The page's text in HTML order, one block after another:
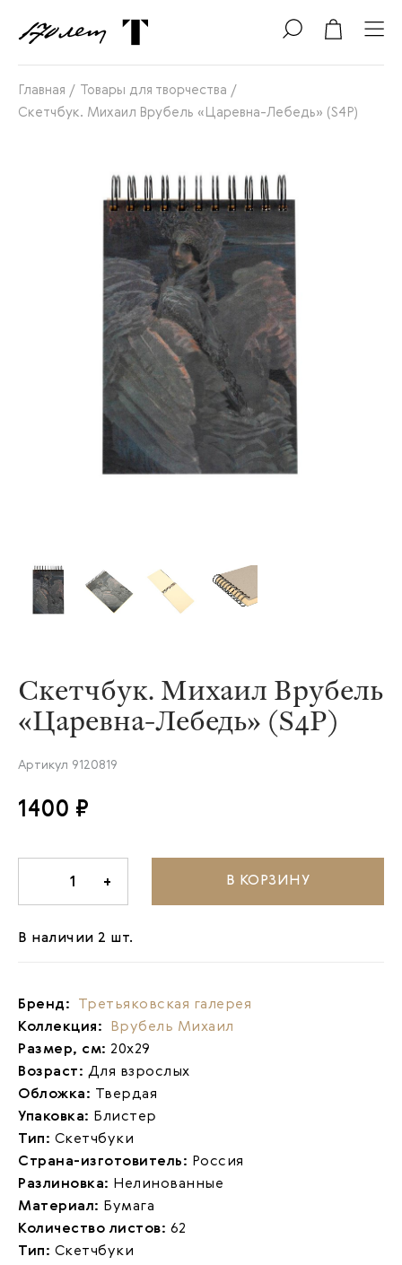
Главная / Товары для творчества /
Скетчбук. Михаил Врубель «Царевна-Лебедь» (S4P)
Скетчбук. Михаил Врубель
«Царевна-Лебедь» (S4P)
Артикул 9120819
1400 ₽
1 + В КОРЗИНУ
В наличии 2 шт.
Бренд: Третьяковская галерея
Коллекция:
Врубель Михаил
Размер, см: 20х29
Возраст: Для взрослых
Обложка: Твердая
Упаковка: Блистер
Тип: Скетчбуки
Страна-изготовитель: Россия
Разлиновка: Нелинованные
Материал: Бумага
Количество листов: 62
Тип: Скетчбуки